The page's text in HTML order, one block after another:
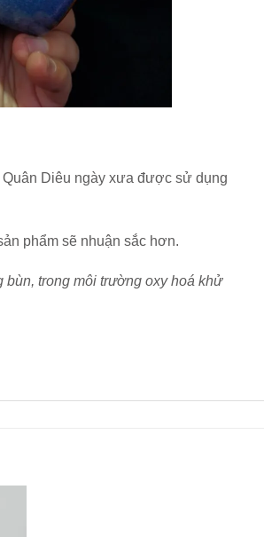
Diêu ngày xưa được sử dụng
phẩm sẽ nhuận sắc hơn.
trong môi trường oxy hoá khử